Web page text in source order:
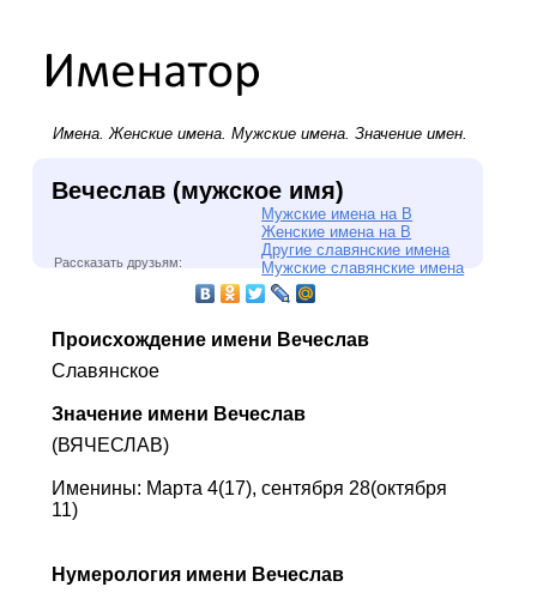
Имена.Женские имена. Мужские имена. Значение имен.
Вечеслав (мужское имя)
Мужские имена на В
Женские имена на В
Другие славянские имена
Мужские славянские имена
Рассказать друзьям:
Происхождение имени Вечеслав
Славянское
Значение имени Вечеслав
(ВЯЧЕСЛАВ)
Именины: Марта 4(17), сентября 28(октября
11)
Нумерология имени Вечеслав